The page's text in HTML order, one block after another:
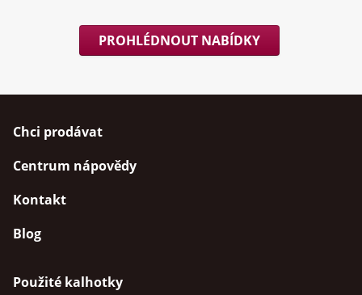
PROHLÉDNOUT NABÍDKY
Chci prodávat
Centrum nápovědy
Kontakt
Blog
Použité kalhotky